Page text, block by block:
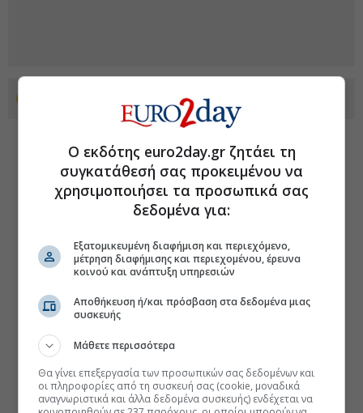
Προσθέστε το euro2day.gr στο Discover
Ο εκδότης euro2day.gr ζητάει τη
συγκατάθεσή σας προκειμένου να
χρησιμοποιήσει τα προσωπικά σας
δεδομένα για:
Εξατομικευμένη διαφήμιση και περιεχόμενο,
μέτρηση διαφήμισης και περιεχομένου, έρευνα
κοινού και ανάπτυξη υπηρεσιών
Αποθήκευση ή/και πρόσβαση στα δεδομένα μιας
συσκευής
Μάθετε περισσότερα
Θα γίνει επεξεργασία των προσωπικών σας δεδομένων και
οι πληροφορίες από τη συσκευή σας (cookie, μοναδικά
αναγνωριστικά και άλλα δεδομένα συσκευής) ενδέχεται να